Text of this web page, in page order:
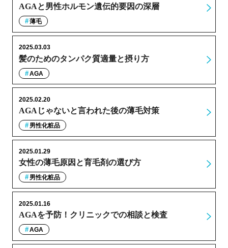
AGAと男性ホルモン遺伝的要因の深層
薄毛
髪のためのタンパク質適量と摂り方
2025.03.03
AGA
AGAじゃないと言われた後の薄毛対策
2025.02.20
男性化粧品
女性の薄毛原因と育毛剤の選び方
2025.01.29
男性化粧品
AGAを予防！クリニックでの相談と検査
2025.01.16
AGA